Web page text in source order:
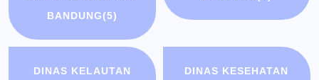
BANDUNG(5)
DINAS KELAUTAN DINAS KESEHATAN